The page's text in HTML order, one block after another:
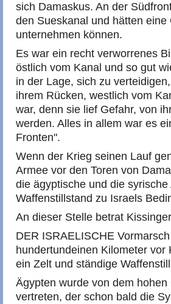
sich Damaskus. An der
den Sueskanal und hätten
unternehmen können.
Es war ein recht verworrenes
östlich vom Kanal und so gut
in der Lage, sich zu
ihrem Rücken, westlich vom
war, denn sie lief Gefahr, von
werden. Alles in allem war es
Fronten".
Wenn der Krieg seinen Lauf
Armee vor den Toren von
die ägyptische und die
Waffenstillstand zu Israels
An dieser Stelle betrat
DER ISRAELISCHE
hundertundeinen Kilometer
ein Zelt und ständige
Ägypten wurde von dem
vertreten, der schon bald die